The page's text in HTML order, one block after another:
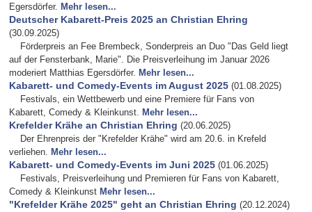
Egersdörfer. Mehr lesen...
Deutscher Kabarett-Preis 2025 an Christian Ehring
(30.09.2025)
Förderpreis an Fee Brembeck, Sonderpreis an Duo "Das Geld liegt
auf der Fensterbank, Marie". Die Preisverleihung im Januar 2026
moderiert Matthias Egersdörfer. Mehr lesen...
Kabarett- und Comedy-Events im August 2025 (01.08.2025)
Festivals, ein Wettbewerb und eine Premiere für Fans von
Kabarett, Comedy & Kleinkunst. Mehr lesen...
Krefelder Krähe an Christian Ehring (20.06.2025)
Der Ehrenpreis der "Krefelder Krähe" wird am 20.6. in Krefeld
verliehen. Mehr lesen...
Kabarett- und Comedy-Events im Juni 2025 (01.06.2025)
Festivals, Preisverleihung und Premieren für Fans von Kabarett,
Comedy & Kleinkunst Mehr lesen...
"Krefelder Krähe 2025" geht an Christian Ehring (20.12.2024)